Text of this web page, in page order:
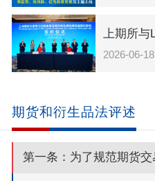
2026-06-18
期货和衍生品法评述